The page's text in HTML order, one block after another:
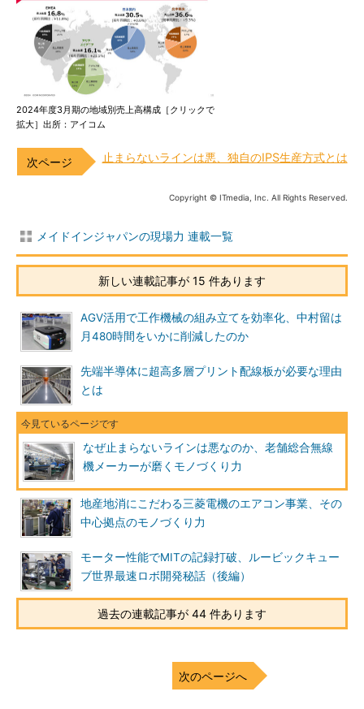
2024年度3月期の地域別売上高構成［クリックで
拡大］出所：アイコム
止まらないラインは悪、独自のIPS生産方式とは
Copyright © ITmedia, Inc. All Rights Reserved.
メイドインジャパンの現場力 連載一覧
新しい連載記事が 15 件あります
AGV活用で工作機械の組み立てを効率化、中村留は
月480時間をいかに削減したのか
先端半導体に超高多層プリント配線板が必要な理由
とは
なぜ止まらないラインは悪なのか、老舗総合無線
機メーカーが磨くモノづくり力
地産地消にこだわる三菱電機のエアコン事業、その
中心拠点のモノづくり力
モーター性能でMITの記録打破、ルービックキュー
ブ世界最速ロボ開発秘話（後編）
過去の連載記事が 44 件あります
次のページへ